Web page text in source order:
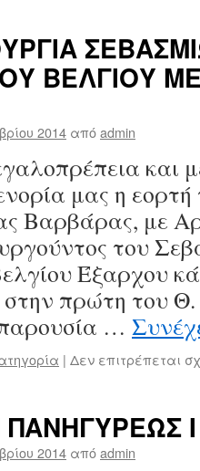
ΒΕΛΓΙΟΥ
2014 απόadmin
και
μας η εορτή
Βαρβάρας, με
του
Έξαρχου
πρώτη του Θ.
…
| Δεν επιτρέπεται
2014 απόadmin